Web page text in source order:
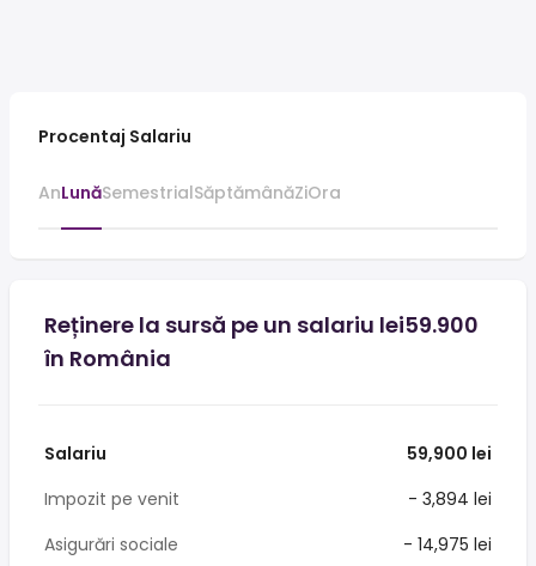
Procentaj Salariu
AnLunăSemestrialSăptămânăZiOra
Reținere la sursă pe un salariu lei59.900
în România
Salariu
59,900 lei
Impozit pe venit
- 3,894 lei
Asigurări sociale
- 14,975 lei